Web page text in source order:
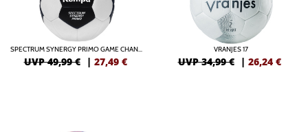
SPECTRUM SYNERGY PRIMO GAME CHANGER
UVP 49,99 € | 27,49 €
VRANJES 17
UVP 34,99 € | 26,24 €